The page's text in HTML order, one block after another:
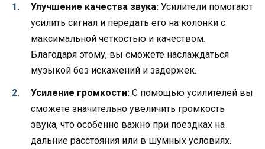
Улучшение качества звука: Усилители помогают
усилить сигнал и передать его на колонки с
максимальной четкостью и качеством.
Благодаря этому, вы сможете наслаждаться
музыкой без искажений и задержек.
Усиление громкости: С помощью усилителей вы
сможете значительно увеличить громкость
звука, что особенно важно при поездках на
дальние расстояния или в шумных условиях.